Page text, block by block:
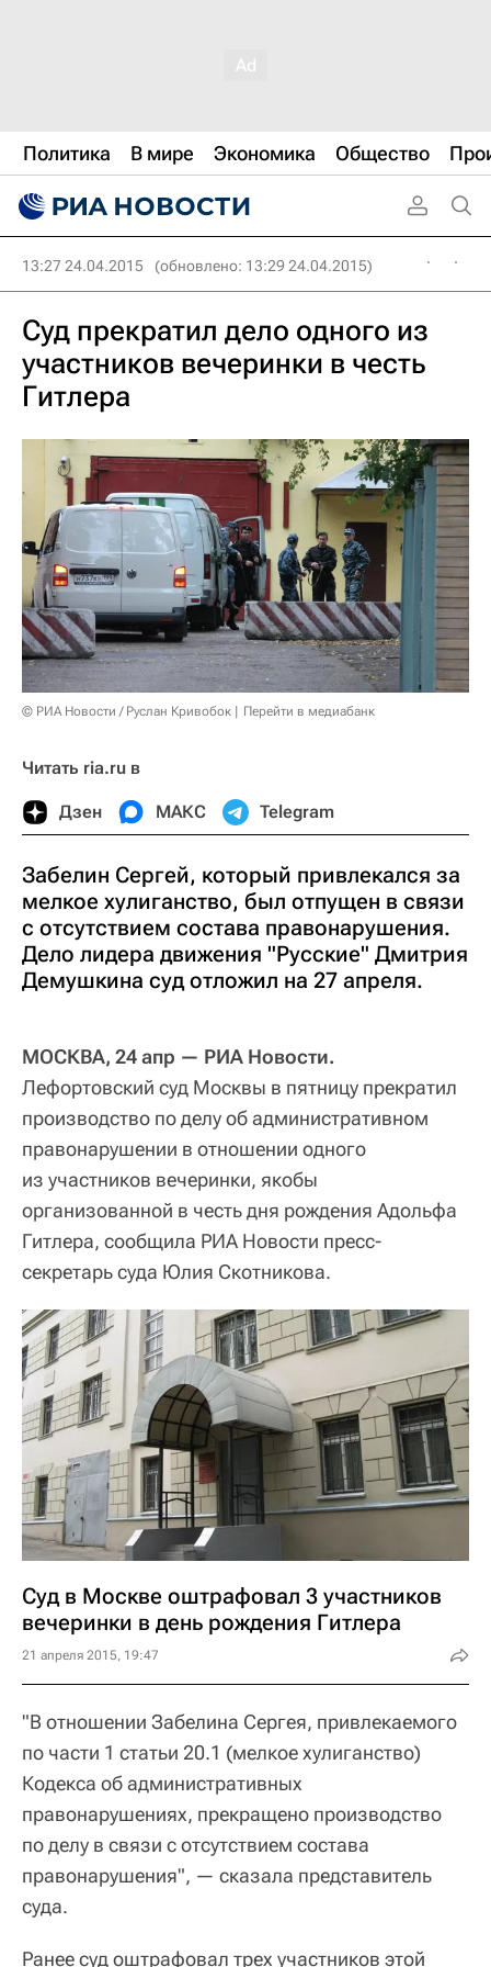
Политика В мире Экономика Общество
13:27 24.04.2015 (обновлено: 13:29 24.04.2015)
Суд прекратил дело одного из
участников вечеринки в честь
Гитлера
© РИА Новости / Руслан Кривобок Перейти в медиабанк
Читать ria.ru в
Дзен МАКС Telegram
Забелин Сергей, который привлекался за
мелкое хулиганство, был отпущен в связи
с отсутствием состава правонарушения.
Дело лидера движения "Русские" Дмитрия
Демушкина суд отложил на 27 апреля.
МОСКВА, 24 апр — РИА Новости.
Лефортовский суд Москвы в пятницу прекратил
производство по делу об административном
правонарушении в отношении одного
из участников вечеринки, якобы
организованной в честь дня рождения Адольфа
Гитлера, сообщила РИА Новости пресс-
секретарь суда Юлия Скотникова.
Суд в Москве оштрафовал 3 участников
вечеринки в день рождения Гитлера
21 апреля 2015, 19:47
"В отношении Забелина Сергея, привлекаемого
по части 1 статьи 20.1 (мелкое хулиганство)
Кодекса об административных
правонарушениях, прекращено производство
по делу в связи с отсутствием состава
правонарушения", — сказала представитель
суда.
Ранее суд оштрафовал трех участников этой